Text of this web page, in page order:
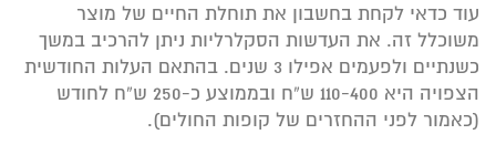
עוד כדאי לקחת בחשבון את תוחלת החיים של מוצר
משוכלל זה. את העדשות הסקלרליות ניתן להרכיב במשך
כשנתיים ולפעמים אפילו 3 שנים. בהתאם העלות החודשית
הצפויה היא 110-400 ש”ח ובממוצע כ-250 ש”ח לחודש
(כאמור לפני ההחזרים של קופות החולים).